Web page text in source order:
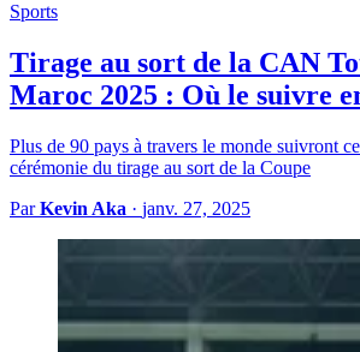
Sports
Tirage au sort de la CAN
Maroc 2025 : Où le suivre
Plus de 90 pays à travers le monde suivront
cérémonie du tirage au sort de la Coupe
ParKevin Aka · janv. 27, 2025